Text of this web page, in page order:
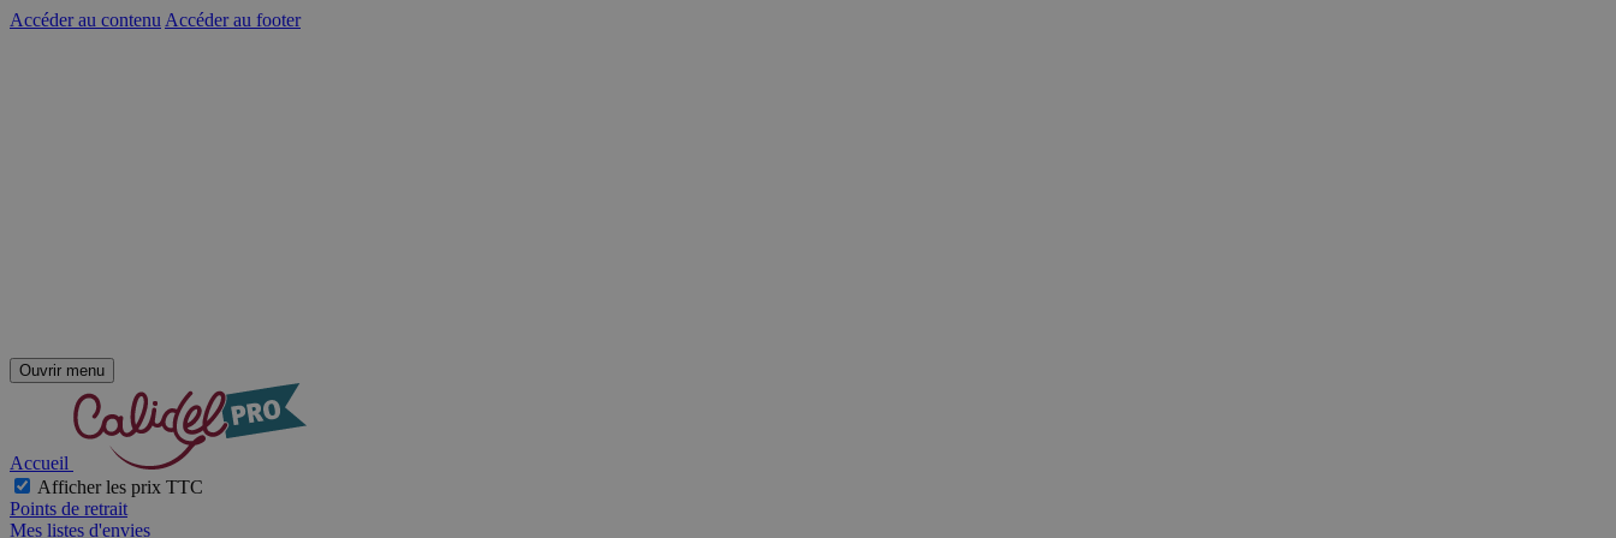
Accéder au contenu Accéder au footer
Ouvrir menu
Accueil
Afficher les prix TTC
Points de retrait
Mes listes d'envies